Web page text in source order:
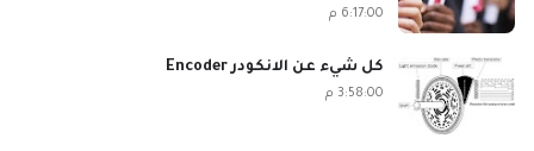
6:17:00 م
كل شيء عن الانكودر Encoder
3:58:00 م